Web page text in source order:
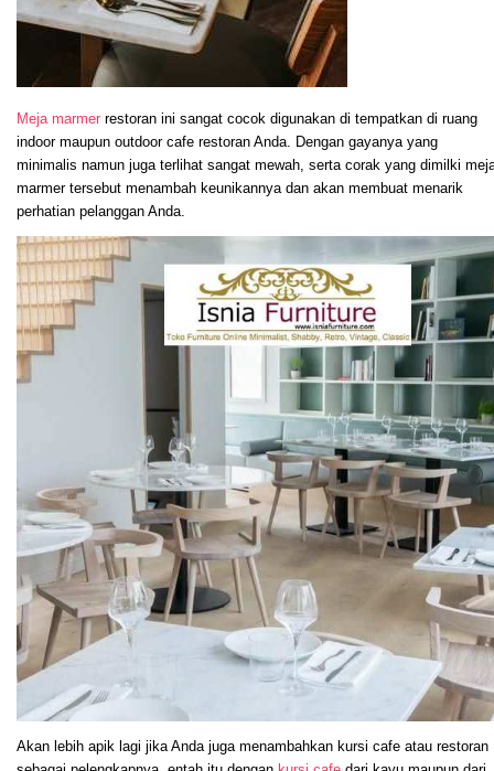
Meja marmer restoran ini sangat cocok digunakan di tempatkan di ruang
indoor maupun outdoor cafe restoran Anda. Dengan gayanya yang
minimalis namun juga terlihat sangat mewah, serta corak yang dimilki
marmer tersebut menambah keunikannya dan akan membuat menarik
perhatian pelanggan Anda.
Akan lebih apik lagi jika Anda juga menambahkan kursi cafe atau restoran